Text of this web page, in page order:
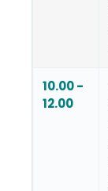
10.00 -
12.00